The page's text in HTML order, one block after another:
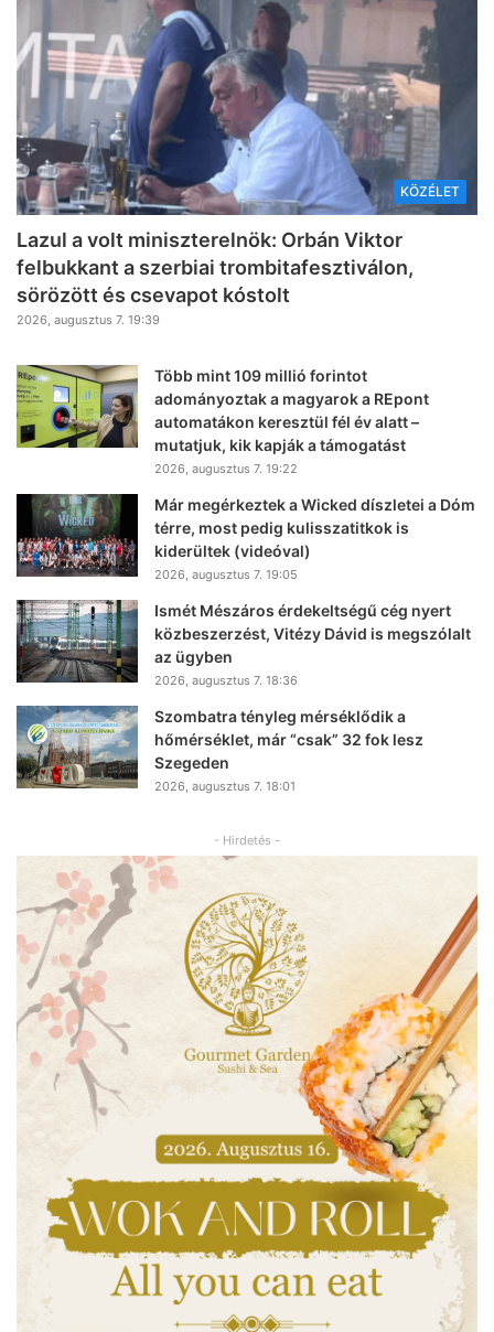
KÖZÉLET
Lazul a volt miniszterelnök: Orbán Viktor
felbukkant a szerbiai trombitafesztiválon,
sörözött és csevapot kóstolt
2026, augusztus 7. 19:39
Több mint 109 millió forintot
adományoztak a magyarok a REpont
automatákon keresztül fél év alatt –
mutatjuk, kik kapják a támogatást
2026, augusztus 7. 19:22
Már megérkeztek a Wicked díszletei a Dóm
térre, most pedig kulisszatitkok is
kiderültek (videóval)
2026, augusztus 7. 19:05
Ismét Mészáros érdekeltségű cég nyert
közbeszerzést, Vitézy Dávid is megszólalt
az ügyben
2026, augusztus 7. 18:36
Szombatra tényleg mérséklődik a
hőmérséklet, már “csak” 32 fok lesz
Szegeden
2026, augusztus 7. 18:01
- Hirdetés -